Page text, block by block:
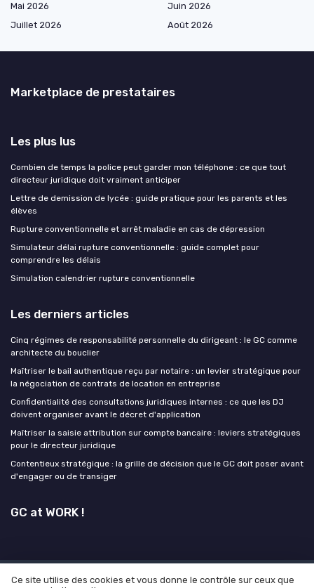
Mai 2026
Juin 2026
Juillet 2026
Août 2026
Marketplace de prestataires
Les plus lus
Combien de temps la police peut garder mon téléphone : ce que tout
directeur juridique doit vraiment anticiper
Lettre de demission de lycée : guide pratique pour les parents et les
élèves
Rupture conventionnelle et arrêt maladie en cas de dépression
Simulateur délai rupture conventionnelle : guide complet pour
comprendre les délais
Simulation calendrier rupture conventionnelle
Les derniers articles
Cinq régimes de responsabilité personnelle du dirigeant : le GC comme
architecte du bouclier
Maîtriser le bail authentique reçu par notaire : un levier stratégique pour
la négociation de contrats de location en entreprise
Confidentialité des consultations juridiques internes : ce que les DJ
doivent organiser avant le décret d'application
Maîtriser la saisie attribution sur compte bancaire : leviers stratégiques
pour le directeur juridique
Contentieux stratégique : la grille de décision que le GC doit poser avant
d'engager ou de transiger
GC at WORK !
Mentions légales Politique de confidentialité Grande
Ce site utilise des cookies et vous donne le contrôle sur ceux que